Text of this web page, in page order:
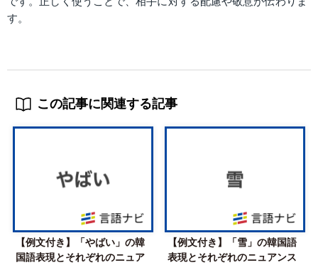
す。
この記事に関連する記事
【例文付き】「やばい」の韓
国語表現とそれぞれのニュア
【例文付き】「雪」の韓国語
表現とそれぞれのニュアンス